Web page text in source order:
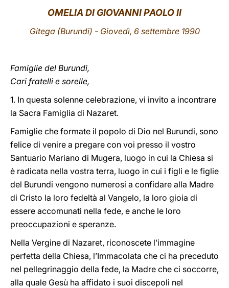
OMELIA DI GIOVANNI PAOLO II
Gitega(Burundi) - Giovedì, 6 settembre 1990
Famiglie del Burundi,
Cari fratelli e sorelle,
1. In questa solenne celebrazione, vi invito a incontrare
la Sacra Famiglia di Nazaret.
Famiglie che formate il popolo di Dio nel Burundi, sono
felice di venire a pregare con voi presso il vostro
Santuario Mariano di Mugera, luogo in cui la Chiesa si
è radicata nella vostra terra, luogo in cui i figli e le figlie
del Burundi vengono numerosi a confidare alla Madre
di Cristo la loro fedeltà al Vangelo, la loro gioia di
essere accomunati nella fede, e anche le loro
preoccupazioni e speranze.
Nella Vergine di Nazaret, riconoscete l’immagine
perfetta della Chiesa, l’Immacolata che ci ha preceduto
nel pellegrinaggio della fede, la Madre che ci soccorre,
alla quale Gesù ha affidato i suoi discepoli nel